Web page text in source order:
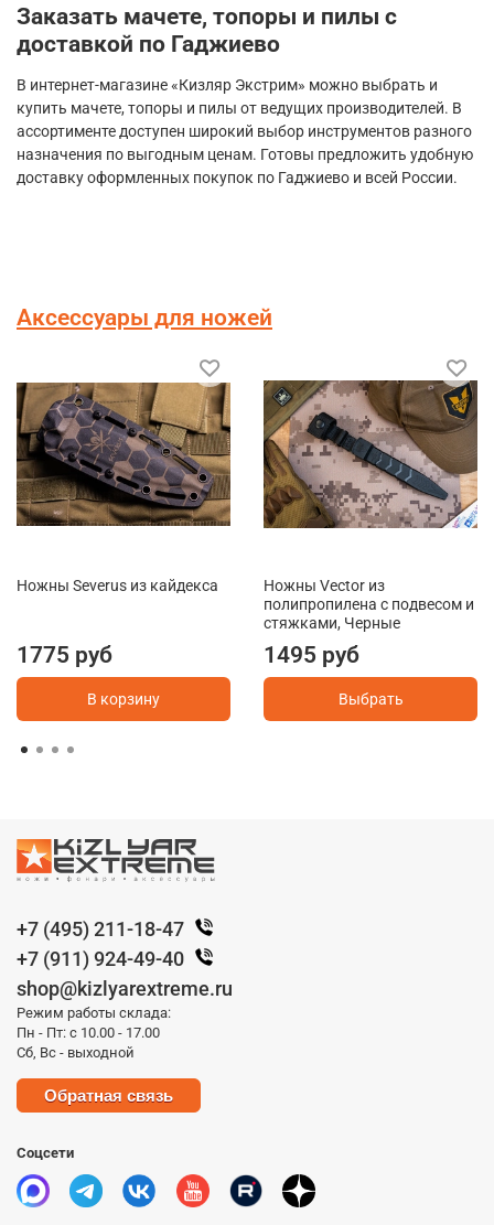
Заказать мачете, топоры и пилы с
доставкой по Гаджиево
В интернет-магазине «Кизляр Экстрим» можно выбрать и
купить мачете, топоры и пилы от ведущих производителей. В
ассортименте доступен широкий выбор инструментов разного
назначения по выгодным ценам. Готовы предложить удобную
доставку оформленных покупок по Гаджиево и всей России.
Аксессуары для ножей
Ножны Severus из кайдекса
1775 руб
В корзину
Ножны Vector из
полипропилена с подвесом и
стяжками, Черные
1495 руб
Выбрать
+7 (495) 211-18-47
+7 (911) 924-49-40
shop@kizlyarextreme.ru
Режим работы склада:
Пн - Пт: с 10.00 - 17.00
Сб, Вс - выходной
Обратная связь
Соцсети